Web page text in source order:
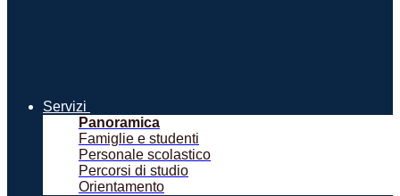
Servizi
Panoramica
Famiglie e studenti
Personale scolastico
Percorsi di studio
Orientamento